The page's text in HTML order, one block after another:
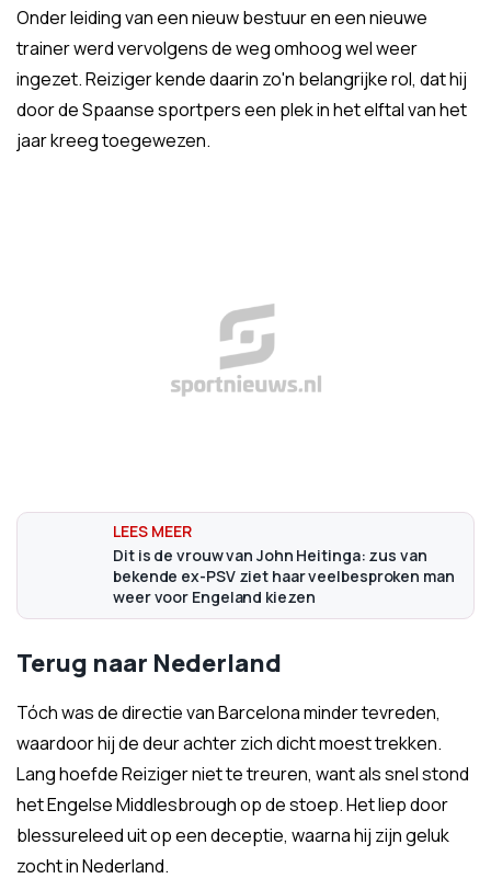
Onder leiding van een nieuw bestuur en een nieuwe
trainer werd vervolgens de weg omhoog wel weer
ingezet. Reiziger kende daarin zo'n belangrijke rol, dat hij
door de Spaanse sportpers een plek in het elftal van het
jaar kreeg toegewezen.
Dit is de vrouw van John Heitinga: zus van
bekende ex-PSV ziet haar veelbesproken man
weer voor Engeland kiezen
Terug naar Nederland
Tóch was de directie van Barcelona minder tevreden,
waardoor hij de deur achter zich dicht moest trekken.
Lang hoefde Reiziger niet te treuren, want als snel stond
het Engelse Middlesbrough op de stoep. Het liep door
blessureleed uit op een deceptie, waarna hij zijn geluk
zocht in Nederland.